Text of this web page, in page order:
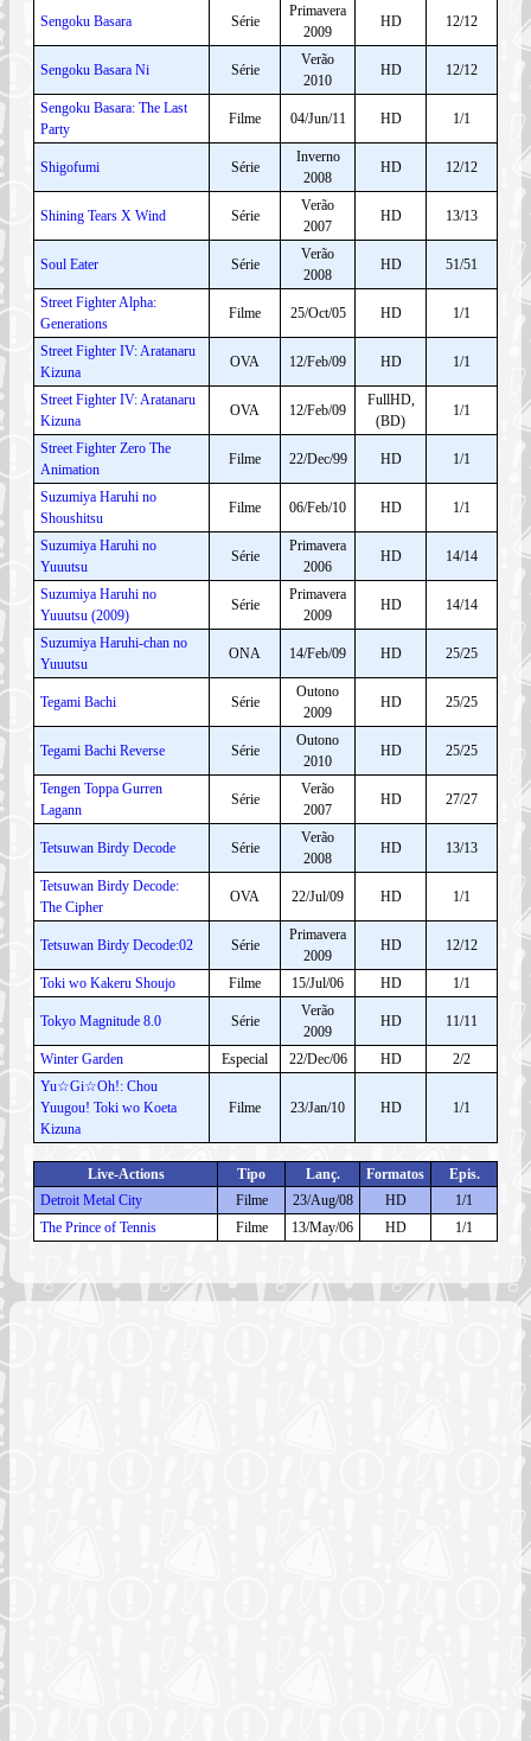
Sengoku Basara Série
Primavera
2009
HD 12/12
Sengoku Basara Ni Série
Verão
2010
HD 12/12
Sengoku Basara: The Last
Party
Filme 04/Jun/11 HD 1/1
Shigofumi Série
Inverno
2008
HD 12/12
Shining Tears X Wind Série
Verão
2007
HD 13/13
Soul Eater Série
Verão
2008
HD 51/51
Street Fighter Alpha:
Generations
Filme 25/Oct/05 HD 1/1
Street Fighter IV: Aratanaru
Kizuna
OVA 12/Feb/09 HD 1/1
Street Fighter IV: Aratanaru
Kizuna
OVA 12/Feb/09
FullHD,
(BD)
1/1
Street Fighter Zero The
Animation
Filme 22/Dec/99 HD 1/1
Suzumiya Haruhi no
Shoushitsu
Filme 06/Feb/10 HD 1/1
Suzumiya Haruhi no
Yuuutsu
Série
Primavera
2006
HD 14/14
Suzumiya Haruhi no
Yuuutsu (2009)
Série
Primavera
2009
HD 14/14
Suzumiya Haruhi-chan no
Yuuutsu
ONA 14/Feb/09 HD 25/25
Tegami Bachi Série
Outono
2009
HD 25/25
Tegami Bachi Reverse Série
Outono
2010
HD 25/25
Tengen Toppa Gurren
Lagann
Série
Verão
2007
HD 27/27
Tetsuwan Birdy Decode Série
Verão
2008
HD 13/13
Tetsuwan Birdy Decode:
The Cipher
OVA 22/Jul/09 HD 1/1
Tetsuwan Birdy Decode:02 Série
Primavera
2009
HD 12/12
Toki wo Kakeru Shoujo Filme 15/Jul/06 HD 1/1
Tokyo Magnitude 8.0 Série
Verão
2009
HD 11/11
Winter Garden Especial 22/Dec/06 HD
2/2
Yu☆Gi☆Oh!: Chou
Yuugou! Toki wo Koeta
Kizuna
Filme 23/Jan/10 HD 1/1
Live-Actions Tipo Lanç. Formatos
Epis.
Detroit Metal City
Filme 23/Aug/08 HD
1/1
The Prince of Tennis
Filme 13/May/06 HD 1/1